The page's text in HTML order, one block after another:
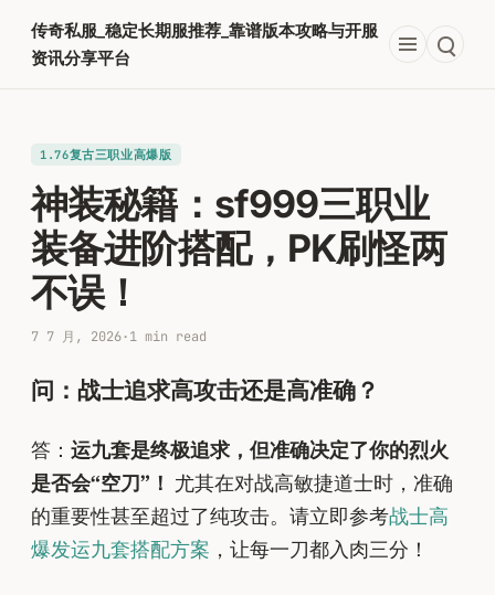
内
传奇私服_稳定长期服推荐_靠谱版本攻略与开服
资讯分享平台
1.76复古三职业高爆版
神装秘籍：sf999三职业
装备进阶搭配，PK刷怪两
不误！
7 7 月, 2026·1 min read
问：战士追求高攻击还是高准确？
答： 运九套是终极追求，但准确决定了你的烈火
是否会“空刀”！ 尤其在对战高敏捷道士时，准确
的重要性甚至超过了纯攻击。请立即参考战士高
爆发运九套搭配方案 ，让每一刀都入肉三分！